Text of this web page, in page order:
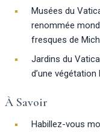
Musées du
renommée
fresques de
Jardins du
d’une
À Savoir
Habillez-vous